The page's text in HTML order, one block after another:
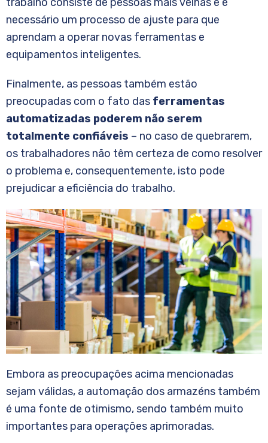
necessário um processo de ajuste para que
aprendam a operar novas ferramentas e
equipamentos inteligentes.
Finalmente, as pessoas também estão
preocupadas com o fato das ferramentas
automatizadas poderem não serem
totalmente confiáveis – no caso de quebrarem,
os trabalhadores não têm certeza de como resolver
o problema e, consequentemente, isto pode
prejudicar a eficiência do trabalho.
Embora as preocupações acima mencionadas
sejam válidas, a automação dos armazéns também
é uma fonte de otimismo, sendo também muito
importantes para operações aprimoradas.